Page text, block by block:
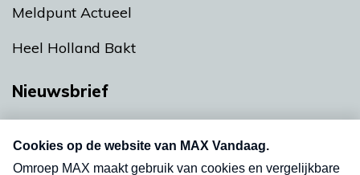
Meldpunt Actueel
Heel Holland Bakt
Nieuwsbrief
Neem hier een gratis abonnement op onze
nieuwsbrief. Elke vrijdag- en dinsdagochtend in
uw mailbox.